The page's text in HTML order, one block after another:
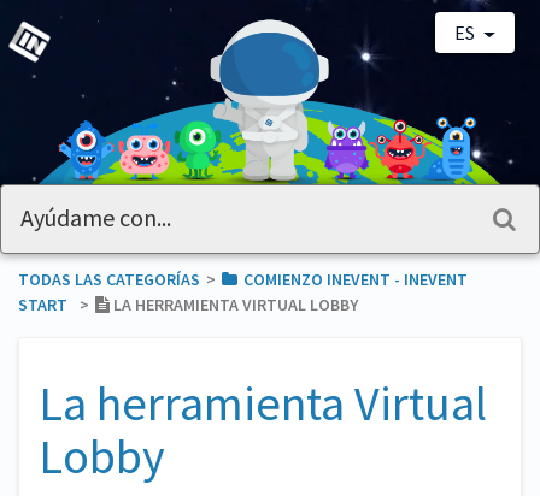
ES
TODAS LAS CATEGORÍAS ​>​
​COMIENZO INEVENT - INEVENT
START
​>​ LA HERRAMIENTA VIRTUAL LOBBY
La herramienta Virtual
Lobby